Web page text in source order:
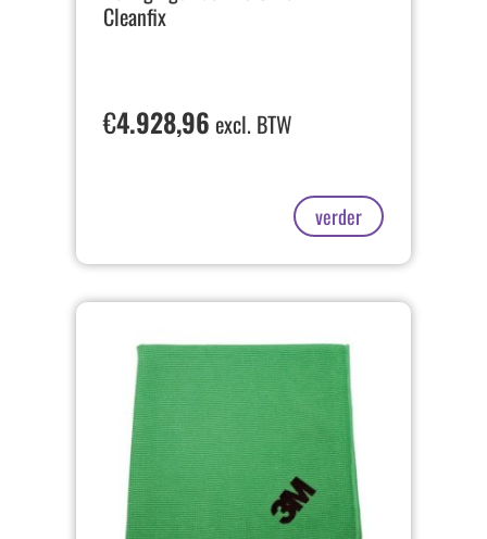
Cleanfix
€4.928,96 excl. BTW
verder